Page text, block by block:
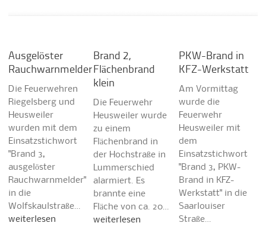
Ausgelöster
Rauchwarnmelder
Die Feuerwehren
Riegelsberg und
Heusweiler
wurden mit dem
Einsatzstichwort
"Brand 3,
ausgelöster
Rauchwarnmelder"
in die
Wolfskaulstraße…
weiterlesen
Brand 2,
Flächenbrand
klein
Die Feuerwehr
Heusweiler wurde
zu einem
Flächenbrand in
der Hochstraße in
Lummerschied
alarmiert. Es
brannte eine
Fläche von ca. 20…
weiterlesen
PKW-Brand in
KFZ-Werkstatt
Am Vormittag
wurde die
Feuerwehr
Heusweiler mit
dem
Einsatzstichwort
"Brand 3, PKW-
Brand in KFZ-
Werkstatt" in die
Saarlouiser
Straße…